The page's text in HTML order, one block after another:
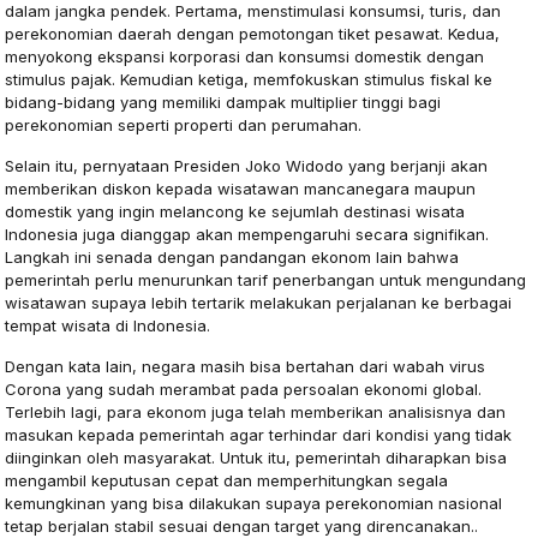
dalam jangka pendek. Pertama, menstimulasi konsumsi, turis, dan
perekonomian daerah dengan pemotongan tiket pesawat. Kedua,
menyokong ekspansi korporasi dan konsumsi domestik dengan
stimulus pajak. Kemudian ketiga, memfokuskan stimulus fiskal ke
bidang-bidang yang memiliki dampak multiplier tinggi bagi
perekonomian seperti properti dan perumahan.
Selain itu, pernyataan Presiden Joko Widodo yang berjanji akan
memberikan diskon kepada wisatawan mancanegara maupun
domestik yang ingin melancong ke sejumlah destinasi wisata
Indonesia juga dianggap akan mempengaruhi secara signifikan.
Langkah ini senada dengan pandangan ekonom lain bahwa
pemerintah perlu menurunkan tarif penerbangan untuk mengundang
wisatawan supaya lebih tertarik melakukan perjalanan ke berbagai
tempat wisata di Indonesia.
Dengan kata lain, negara masih bisa bertahan dari wabah virus
Corona yang sudah merambat pada persoalan ekonomi global.
Terlebih lagi, para ekonom juga telah memberikan analisisnya dan
masukan kepada pemerintah agar terhindar dari kondisi yang tidak
diinginkan oleh masyarakat. Untuk itu, pemerintah diharapkan bisa
mengambil keputusan cepat dan memperhitungkan segala
kemungkinan yang bisa dilakukan supaya perekonomian nasional
tetap berjalan stabil sesuai dengan target yang direncanakan..